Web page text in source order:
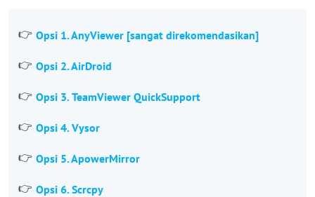
Opsi 1. AnyViewer [sangat direkomendasikan]
Opsi 2. AirDroid
Opsi 3.TeamViewer QuickSupport
Opsi 4. Vysor
Opsi 5. ApowerMirror
Opsi 6. Scrcpy